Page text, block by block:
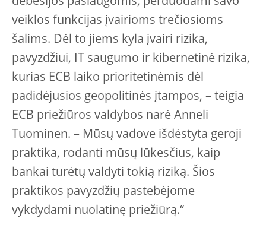
veiklos funkcijas įvairioms trečiosioms
šalims. Dėl to jiems kyla įvairi rizika,
pavyzdžiui, IT saugumo ir kibernetinė rizika,
kurias ECB laiko prioritetinėmis dėl
padidėjusios geopolitinės įtampos, – teigia
ECB priežiūros valdybos narė Anneli
Tuominen. – Mūsų vadove išdėstyta geroji
praktika, rodanti mūsų lūkesčius, kaip
bankai turėtų valdyti tokią riziką. Šios
praktikos pavyzdžių pastebėjome
vykdydami nuolatinę priežiūrą.“